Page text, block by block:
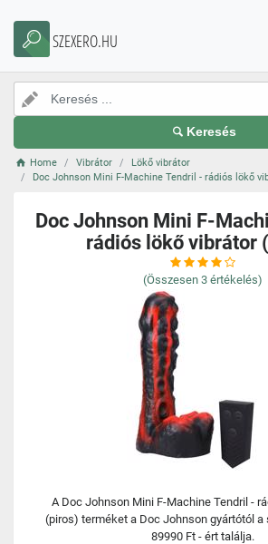
SZEXERO.HU
Keresés
Home Vibrátor
Lökő vibrátor
Doc Johnson Mini F-Machine Tendril - rádiós lökő
Doc Johnson Mini F-
rádiós lökő vibrátor
(Összesen 3 értékelés)
A Doc Johnson Mini F-Machine Tendril -
(piros) terméket a Doc Johnson gyártótól a
89990 Ft - ért találja.